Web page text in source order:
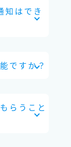
はでき
ですか？
らうこと